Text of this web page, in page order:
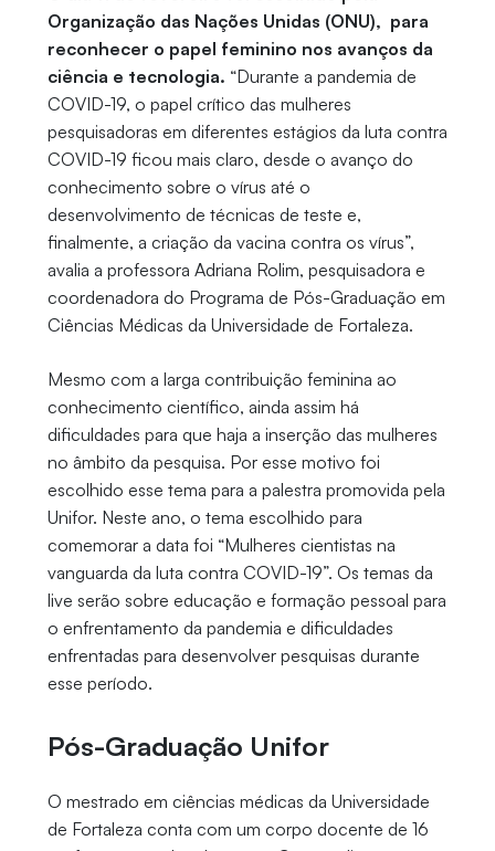
Organização das Nações Unidas (ONU), para
reconhecer o papel feminino nos avanços da
ciência e tecnologia. “Durante a pandemia de
COVID-19, o papel crítico das mulheres
pesquisadoras em diferentes estágios da luta contra
COVID-19 ficou mais claro, desde o avanço do
conhecimento sobre o vírus até o
desenvolvimento de técnicas de teste e,
finalmente, a criação da vacina contra os vírus”,
avalia a professora Adriana Rolim, pesquisadora e
coordenadora do Programa de Pós-Graduação em
Ciências Médicas da Universidade de Fortaleza.
Mesmo com a larga contribuição feminina ao
conhecimento científico, ainda assim há
dificuldades para que haja a inserção das mulheres
no âmbito da pesquisa. Por esse motivo foi
escolhido esse tema para a palestra promovida pela
Unifor. Neste ano, o tema escolhido para
comemorar a data foi “Mulheres cientistas na
vanguarda da luta contra COVID-19”. Os temas da
live serão sobre educação e formação pessoal para
o enfrentamento da pandemia e dificuldades
enfrentadas para desenvolver pesquisas durante
esse período.
Pós-Graduação Unifor
O mestrado em ciências médicas da Universidade
de Fortaleza conta com um corpo docente de 16